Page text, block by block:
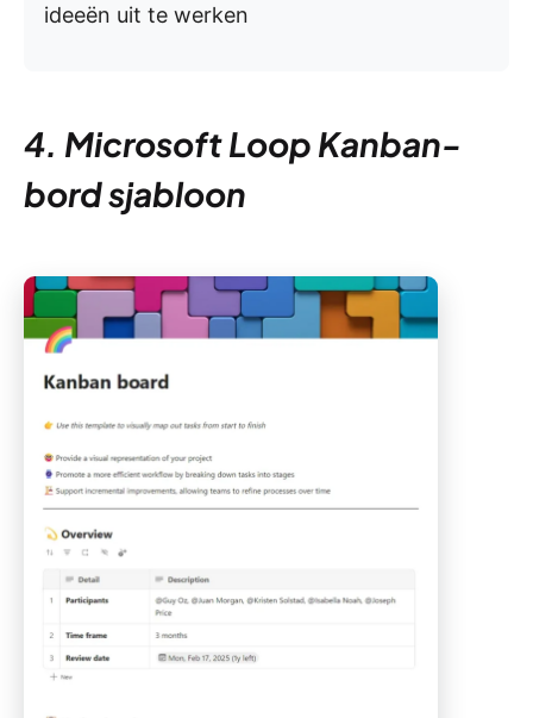
ideeën uit te werken
4. Microsoft Loop Kanban-
bord sjabloon